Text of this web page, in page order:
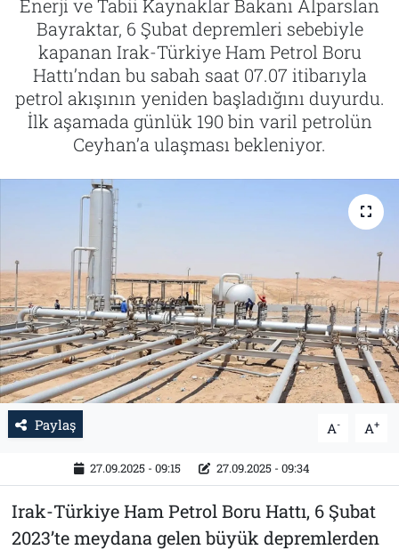
Enerji ve Tabii Kaynaklar Bakanı Alparslan
Bayraktar, 6 Şubat depremleri sebebiyle
kapanan Irak-Türkiye Ham Petrol Boru
Hattı’ndan bu sabah saat 07.07 itibarıyla
petrol akışının yeniden başladığını duyurdu.
İlk aşamada günlük 190 bin varil petrolün
Ceyhan’a ulaşması bekleniyor.
Paylaş A- A+
27.09.2025 - 09:15 27.09.2025 - 09:34
Irak-Türkiye Ham Petrol Boru Hattı, 6 Şubat
2023’te meydana gelen büyük depremlerden
Tarih
İletişim
Künye